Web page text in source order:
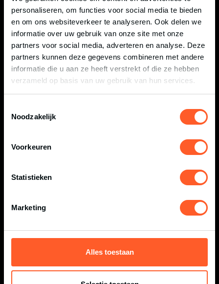
personaliseren, om functies voor social media te bieden
en om ons websiteverkeer te analyseren. Ook delen we
informatie over uw gebruik van onze site met onze
partners voor social media, adverteren en analyse. Deze
partners kunnen deze gegevens combineren met andere
informatie die u aan ze heeft verstrekt of die ze hebben
verzameld op basis van uw gebruik van hun services.
Noodzakelijk
Voorkeuren
Statistieken
Marketing
Alles toestaan
DE LEUKSTE HARDLOOPWEDSTRIJDEN
IN OVERIJSSEL EN TWENTE
WAT ETEN VOOR EEN